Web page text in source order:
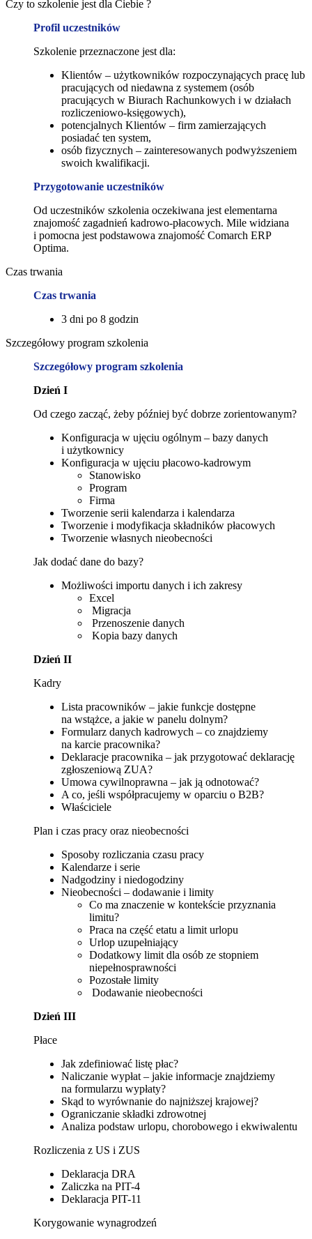
Czy to szkolenie jest dla Ciebie ?
Profil uczestników
Szkolenie przeznaczone jest dla:
Klientów – użytkowników rozpoczynających pracę lub
pracujących od niedawna z systemem (osób
pracujących w Biurach Rachunkowych i w działach
rozliczeniowo-księgowych),
potencjalnych Klientów – firm zamierzających
posiadać ten system,
osób fizycznych – zainteresowanych podwyższeniem
swoich kwalifikacji.
Przygotowanie uczestników
Od uczestników szkolenia oczekiwana jest elementarna
znajomość zagadnień kadrowo-płacowych. Mile widziana
i pomocna jest podstawowa znajomość Comarch ERP
Optima.
Czas trwania
Czas trwania
3 dni po 8 godzin
Szczegółowy program szkolenia
Szczegółowy program szkolenia
Dzień I
Od czego zacząć, żeby później być dobrze zorientowanym?
Konfiguracja w ujęciu ogólnym – bazy danych
i użytkownicy
Konfiguracja w ujęciu płacowo-kadrowym
Stanowisko
Program
Firma
Tworzenie serii kalendarza i kalendarza
Tworzenie i modyfikacja składników płacowych
Tworzenie własnych nieobecności
Jak dodać dane do bazy?
Możliwości importu danych i ich zakresy
Excel
Migracja
Przenoszenie danych
Kopia bazy danych
Dzień II
Kadry
Lista pracowników – jakie funkcje dostępne
na wstążce, a jakie w panelu dolnym?
Formularz danych kadrowych – co znajdziemy
na karcie pracownika?
Deklaracje pracownika – jak przygotować deklarację
zgłoszeniową ZUA?
Umowa cywilnoprawna – jak ją odnotować?
A co, jeśli współpracujemy w oparciu o B2B?
Właściciele
Plan i czas pracy oraz nieobecności
Sposoby rozliczania czasu pracy
Kalendarze i serie
Nadgodziny i niedogodziny
Nieobecności – dodawanie i limity
Co ma znaczenie w kontekście przyznania
limitu?
Praca na część etatu a limit urlopu
Urlop uzupełniający
Dodatkowy limit dla osób ze stopniem
niepełnosprawności
Pozostałe limity
Dodawanie nieobecności
Dzień III
Płace
Jak zdefiniować listę płac?
Naliczanie wypłat – jakie informacje znajdziemy
na formularzu wypłaty?
Skąd to wyrównanie do najniższej krajowej?
Ograniczanie składki zdrowotnej
Analiza podstaw urlopu, chorobowego i ekwiwalentu
Rozliczenia z US i ZUS
Deklaracja DRA
Zaliczka na PIT-4
Deklaracja PIT-11
Korygowanie wynagrodzeń